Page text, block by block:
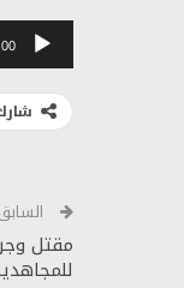
مشغل
مقتل